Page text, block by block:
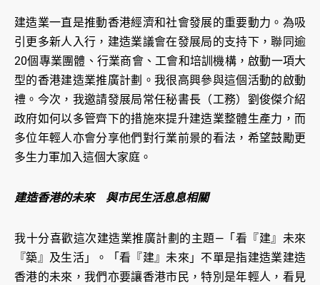
建造業一直是推動香港經濟和社會發展的重要動力。為吸
引更多新人入行，建造業議會在發展局的支持下，聯同逾
20個專業團體、行業商會、工會和培訓機構，啟動一項大
型的香港建造業推廣計劃。我很高興參與這個活動的啟動
禮。今次，我邀請發展局常任秘書長（工務）劉俊傑介紹
政府如何以多管齊下的措施來提升建造業整體生產力，而
多位年輕人亦會分享他們對行業前景的看法，希望鼓勵更
多生力軍加入這個大家庭。
建造香港的未來 與市民生活息息相關
我十分喜歡這次建造業推廣計劃的主題—「看『建』未來
『築』及生活」。「看『建』未來」不單是指建造業建造
香港的未來，我們亦要讓香港市民，特別是年輕人，看見